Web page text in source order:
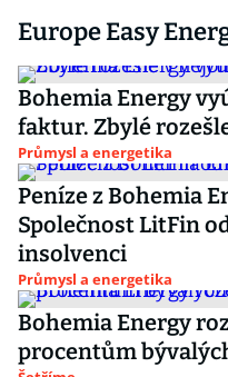
Europe Easy
Bohemia Energy
faktur. Zbylé
Průmysl a energetika
Peníze z Bohemia
Společnost LitFin
insolvenci
Průmysl a energetika
Bohemia Energy
procentům